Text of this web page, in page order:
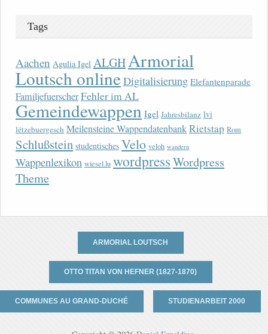
Tags
Aachen Agulia Igel ALGHArmorial
Loutsch onlineDigitalisierung Elefantenparade
FamiljefuerscherFehler im AL
Gemeindewappen Igel Jahresbilanz lvi
lëtzebuergesch Meilensteine WappendatenbankRietstap Rom
Schlußstein studentisches Velo veloh wandern
Wappenlexikon wiesel.lu wordpressWordpress
Theme
ARMORIAL LOUTSCH
OTTO TITAN VON HEFNER (1827-1870)
COMMUNES AU GRAND-DUCHÉ STUDIENARBEIT 2000